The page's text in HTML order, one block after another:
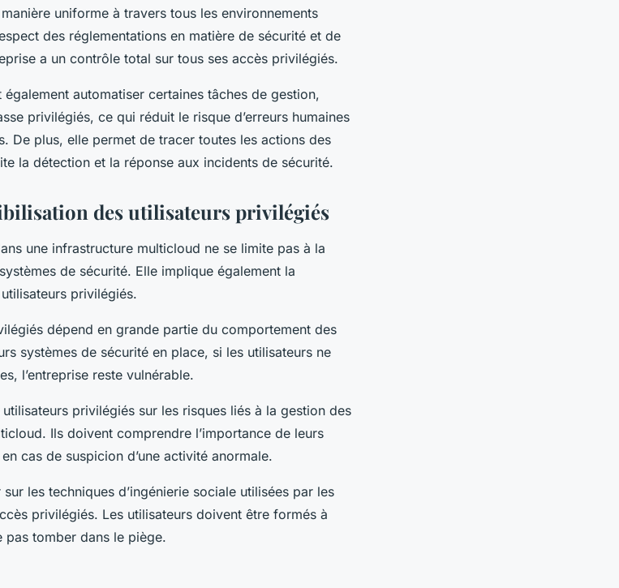
uniforme à travers tous les environnements
des réglementations en matière de sécurité et de
a un contrôle total sur tous ses accès privilégiés.
automatiser certaines tâches de gestion,
privilégiés, ce qui réduit le risque d’erreurs humaines
De plus, elle permet de tracer toutes les actions des
la détection et la réponse aux incidents de sécurité.
des utilisateurs privilégiés
une infrastructure multicloud ne se limite pas à la
de sécurité. Elle implique également la
privilégiés.
dépend en grande partie du comportement des
systèmes de sécurité en place, si les utilisateurs ne
l’entreprise reste vulnérable.
privilégiés sur les risques liés à la gestion des
Ils doivent comprendre l’importance de leurs
cas de suspicion d’une activité anormale.
les techniques d’ingénierie sociale utilisées par les
privilégiés. Les utilisateurs doivent être formés à
pas tomber dans le piège.